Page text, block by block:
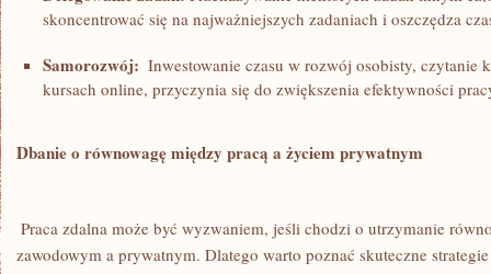
skoncentrować się na najważniejszych‍ zadaniach ⁣i oszczędza
Samorozwój:
Inwestowanie czasu w rozwój osobisty, czytanie
kursach online, ‍przyczynia się do zwiększenia efektywności
Dbanie o równowagę​ między pracą a życiem prywatnym
Praca zdalna może być wyzwaniem, jeśli chodzi o utrzymanie
zawodowym a prywatnym. Dlatego warto poznać skuteczne